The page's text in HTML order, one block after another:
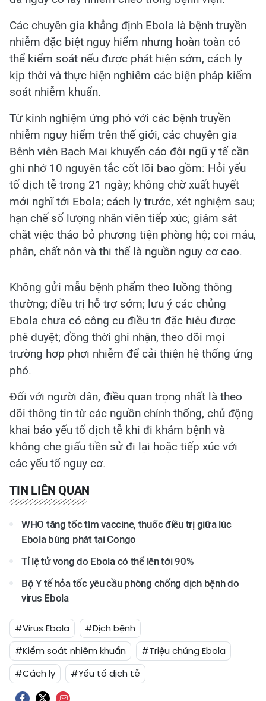
Các chuyên gia khẳng định Ebola là bệnh truyền
nhiễm đặc biệt nguy hiểm nhưng hoàn toàn có
thể kiểm soát nếu được phát hiện sớm, cách ly
kịp thời và thực hiện nghiêm các biện pháp kiểm
soát nhiễm khuẩn.
Từ kinh nghiệm ứng phó với các bệnh truyền
nhiễm nguy hiểm trên thế giới, các chuyên gia
Bệnh viện Bạch Mai khuyến cáo đội ngũ y tế cần
ghi nhớ 10 nguyên tắc cốt lõi bao gồm: Hỏi yếu
tố dịch tễ trong 21 ngày; không chờ xuất huyết
mới nghĩ tới Ebola; cách ly trước, xét nghiệm sau;
hạn chế số lượng nhân viên tiếp xúc; giám sát
chặt việc tháo bỏ phương tiện phòng hộ; coi máu,
phân, chất nôn và thi thể là nguồn nguy cơ cao.
Không gửi mẫu bệnh phẩm theo luồng thông
thường; điều trị hỗ trợ sớm; lưu ý các chủng
Ebola chưa có công cụ điều trị đặc hiệu được
phê duyệt; đồng thời ghi nhận, theo dõi mọi
trường hợp phơi nhiễm để cải thiện hệ thống ứng
phó.
Đối với người dân, điều quan trọng nhất là theo
dõi thông tin từ các nguồn chính thống, chủ động
khai báo yếu tố dịch tễ khi đi khám bệnh và
không che giấu tiền sử đi lại hoặc tiếp xúc với
các yếu tố nguy cơ.
TIN LIÊN QUAN
WHO tăng tốc tìm vaccine, thuốc điều trị giữa lúc
Ebola bùng phát tại Congo
Tỉ lệ tử vong do Ebola có thể lên tới 90%
Bộ Y tế hỏa tốc yêu cầu phòng chống dịch bệnh do
virus Ebola
#Virus Ebola
#Dịch bệnh
#Kiểm soát nhiễm khuẩn
#Triệu chứng Ebola
#Cách ly
#Yếu tố dịch tễ